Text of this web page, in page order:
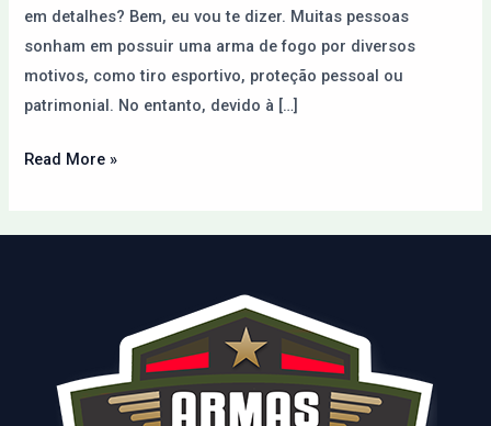
em detalhes? Bem, eu vou te dizer. Muitas pessoas
sonham em possuir uma arma de fogo por diversos
motivos, como tiro esportivo, proteção pessoal ou
patrimonial. No entanto, devido à […]
Read More »